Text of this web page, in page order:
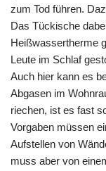
zum Tod führen.
Das Tückische
Heißwassertherme
Leute im Schlaf
Auch hier kann es
Abgasen im
riechen, ist es fast
Vorgaben müssen
Aufstellen von
muss aber von